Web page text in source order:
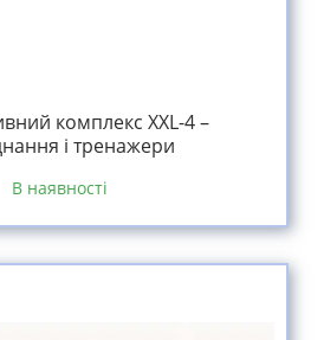
комплекс XXL-4 –
і тренажери
В наявності